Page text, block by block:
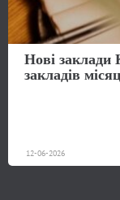
Нові заклади
закладів
12-06-2026